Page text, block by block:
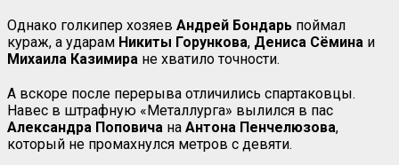
Однако голкипер хозяев Андрей Бондарь поймал
кураж, а ударам Никиты Горункова, Дениса Сёмина и
Михаила Казимира не хватило точности.
А вскоре после перерыва отличились спартаковцы.
Навес в штрафную «Металлурга» вылился в пас
Александра Поповича на Антона Пенчелюзова,
который не промахнулся метров с девяти.